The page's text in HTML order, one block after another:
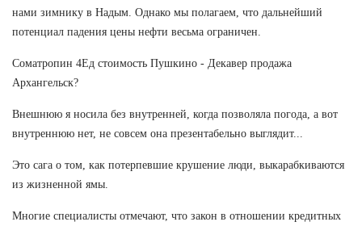
нами зимнику в Надым. Однако мы полагаем, что дальнейший
потенциал падения цены нефти весьма ограничен.
Cоматропин 4Ед стоимость Пушкино - Декавер продажа
Архангельск?
Внешнюю я носила без внутренней, когда позволяла погода, а вот
внутреннюю нет, не совсем она презентабельно выглядит...
Это сага о том, как потерпевшие крушение люди, выкарабкиваются
из жизненной ямы.
Многие специалисты отмечают, что закон в отношении кредитных